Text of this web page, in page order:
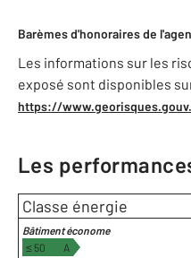
Barèmes d'honoraires de
Les informations sur les
exposé sont disponibles
https://
Les
Classe énergie
Bâtiment économe
≤ 50
A